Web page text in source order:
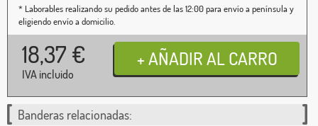
* Laborables realizando su pedido antes de las 12:00 para envío a península y
eligiendo envío a domicilio.
18,37 €
IVA incluido
Banderas relacionadas: